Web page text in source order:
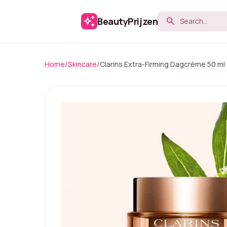
auto_awesome BeautyPrijzen search
Home/Skincare/Clarins Extra-Firming Dagcrème 50 ml